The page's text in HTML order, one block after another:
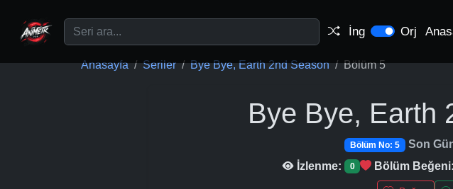
İng Orj
Anasayfa Seriler Bye Bye, Earth 2nd Season Bölüm 5
Bye Bye, Earth
Bölüm No: 5 Son
İzlenme:
0 Bölüm Beğeni: